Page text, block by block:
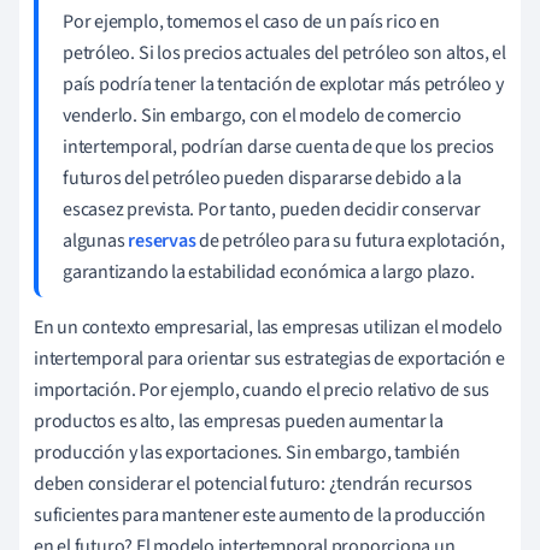
Por ejemplo, tomemos el caso de un país rico en
petróleo. Si los precios actuales del petróleo son altos, el
país podría tener la tentación de explotar más petróleo y
venderlo. Sin embargo, con el modelo de comercio
intertemporal, podrían darse cuenta de que los precios
futuros del petróleo pueden dispararse debido a la
escasez prevista. Por tanto, pueden decidir conservar
algunasreservasde petróleo para su futura explotación,
garantizando la estabilidad económica a largo plazo.
En un contexto empresarial, las empresas utilizan el modelo
intertemporal para orientar sus estrategias de exportación e
importación. Por ejemplo, cuando el precio relativo de sus
productos es alto, las empresas pueden aumentar la
producción y las exportaciones. Sin embargo, también
deben considerar el potencial futuro: ¿tendrán recursos
suficientes para mantener este aumento de la producción